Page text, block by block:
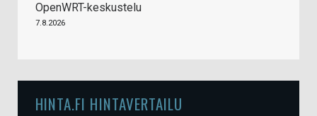
OpenWRT-keskustelu
7.8.2026
HINTA.FI HINTAVERTAILU